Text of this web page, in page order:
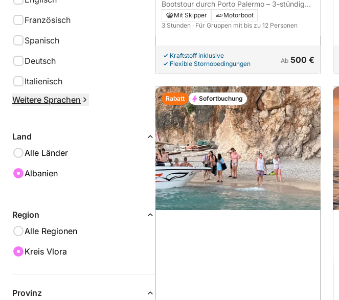
Französisch
Spanisch
Deutsch
Italienisch
Weitere Sprachen
Land
Alle Länder
Albanien
Region
Alle Regionen
Kreis Vlora
Provinz
Bootstour durch Porto Palermo – 3-stündige
private Auszeit durch verborgene Schätze
und die Geschichte der Küste.
Mit Skipper
Motorboot
3 Stunden · Für Gruppen mit bis zu 12 Personen
Kraftstoff inklusive
Flexible Stornobedingungen
Ab 500 €
Rabatt Sofortbuchung